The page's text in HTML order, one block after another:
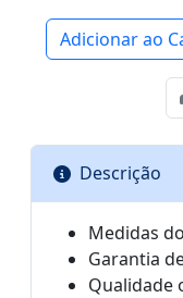
Adicionar ao
Descrição
Medidas
Garantia
Qualidade